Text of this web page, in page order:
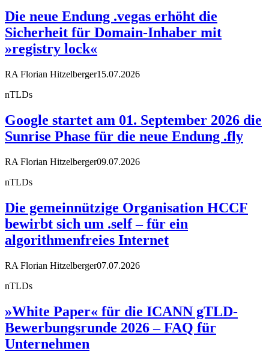
Die neue Endung .vegas erhöht die
Sicherheit für Domain-Inhaber mit
»registry lock«
RA Florian Hitzelberger15.07.2026
nTLDs
Google startet am 01. September 2026 die
Sunrise Phase für die neue Endung .fly
RA Florian Hitzelberger09.07.2026
nTLDs
Die gemeinnützige Organisation HCCF
bewirbt sich um .self – für ein
algorithmenfreies Internet
RA Florian Hitzelberger07.07.2026
nTLDs
»White Paper« für die ICANN gTLD-
Bewerbungsrunde 2026 – FAQ für
Unternehmen